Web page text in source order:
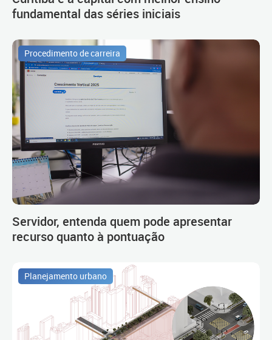
fundamental das séries iniciais
Procedimento de carreira
Servidor, entenda quem pode apresentar
recurso quanto à pontuação
Planejamento urbano